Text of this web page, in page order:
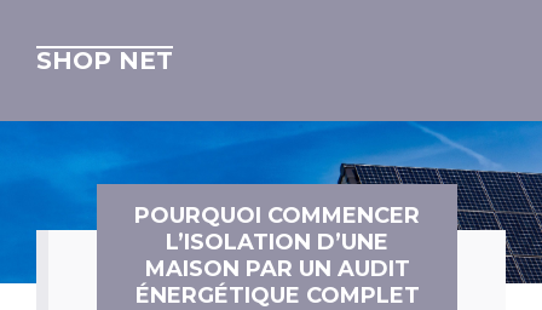
SHOP NET
POURQUOI COMMENCER
L’ISOLATION D’UNE
MAISON PAR UN AUDIT
ÉNERGÉTIQUE COMPLET